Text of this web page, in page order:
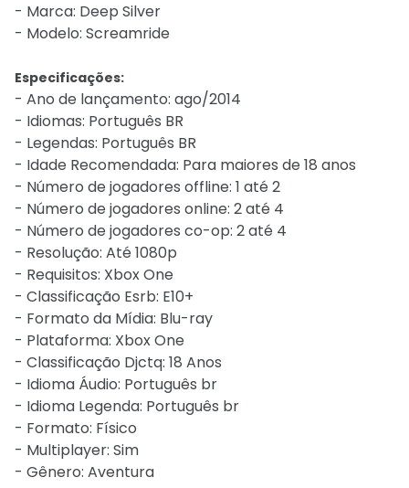
- Marca: Deep Silver
- Modelo: Screamride
Especificações:
- Ano de lançamento: ago/2014
- Idiomas: Português BR
- Legendas: Português BR
- Idade Recomendada: Para maiores de 18 anos
- Número de jogadores offline: 1 até 2
- Número de jogadores online: 2 até 4
- Número de jogadores co-op: 2 até 4
- Resolução: Até 1080p
- Requisitos: Xbox One
- Classificação Esrb: E10+
- Formato da Mídia: Blu-ray
- Plataforma: Xbox One
- Classificação Djctq: 18 Anos
- Idioma Áudio: Português br
- Idioma Legenda: Português br
- Formato: Físico
- Multiplayer: Sim
- Gênero: Aventura